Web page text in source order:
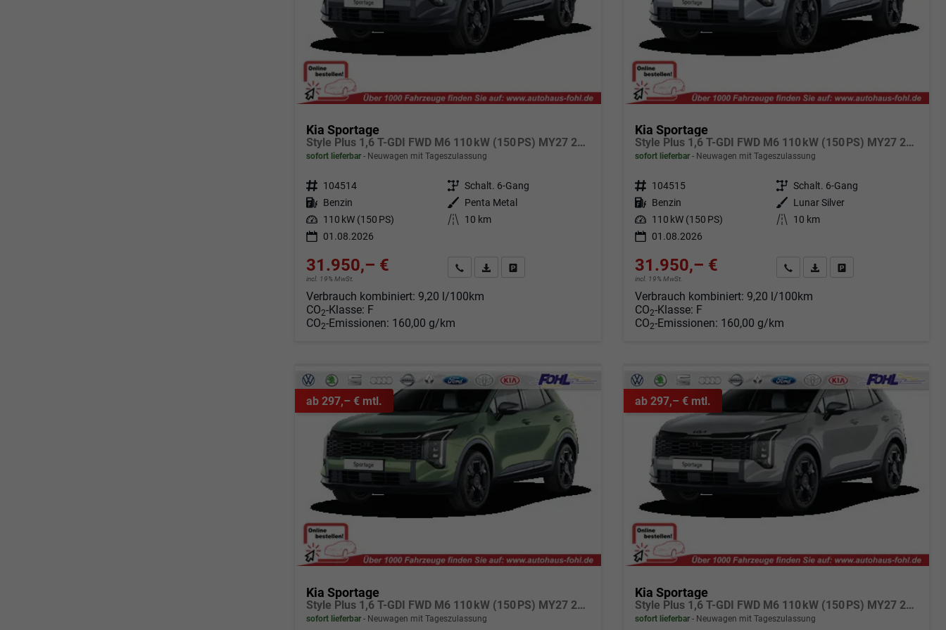
Kia Sportage
Style Plus 1,6 T-GDI FWD M6 110 kW (150 PS) MY27 2-Zonen Klimaautomatik, Lenkradheizung, Sitzheizung vorne und hinten, Navi, DAB, Apple CarPlay/Android Auto, Rückfahrkamera, Parksensoren vorne/hinten, Full-LED, 18 Zoll LM, uvm.
sofort lieferbar Neuwagen mit Tageszulassung
Fahrzeugnr. 104514 Getriebe Schalt. 6-Gang
Kraftstoff Benzin Außenfarbe
Penta Metal
Leistung 110 kW (150 PS) Kilometerstand
10 km
01.08.2026
31.950,– €
incl. 19% MwSt.
Angebot anfordern
Fahrzeugexpose (PDF)
Verbrauch kombiniert: 9,20 l/100km
CO2-Klasse: F
CO2-Emissionen: 160,00 g/km
Kia Sportage
Style Plus 1,6 T-GDI FWD M6 110 kW (150 PS) MY27 2-Zonen Klimaautomatik, Lenkradheizung, Sitzheizung vorne und hinten, Navi, DAB, Apple CarPlay/Android Auto, Rückfahrkamera, Parksensoren vorne/hinten, Full-LED, 18 Zoll LM, uvm.
sofort lieferbar Neuwagen mit Tageszulassung
Fahrzeugnr. 104515 Getriebe Schalt. 6-Gang
Kraftstoff Benzin Außenfarbe
Lunar Silver
Leistung 110 kW (150 PS) Kilometerstand
10 km
01.08.2026
31.950,– €
incl. 19% MwSt.
Angebot anfordern
Fahrzeugexpose (PDF)
Fahrzeug parken
Verbrauch kombiniert: 9,20 l/100km
CO2-Klasse: F
CO2-Emissionen: 160,00 g/km
ab 297,– € mtl.
Kia Sportage
Style Plus 1,6 T-GDI FWD M6 110 kW (150 PS) MY27 2-Zonen Klimaautomatik, Lenkradheizung, Sitzheizung vorne und hinten, Navi, DAB, Apple CarPlay/Android Auto, Rückfahrkamera, Parksensoren vorne/hinten, Full-LED, 18 Zoll LM, uvm.
sofort lieferbar Neuwagen mit Tageszulassung
ab 297,– € mtl.
Kia Sportage
Style Plus 1,6 T-GDI FWD M6 110 kW (150 PS) MY27 2-Zonen Klimaautomatik, Lenkradheizung, Sitzheizung vorne und hinten, Navi, DAB, Apple CarPlay/Android Auto, Rückfahrkamera, Parksensoren vorne/hinten, Full-LED, 18 Zoll LM, uvm.
sofort lieferbar Neuwagen mit Tageszulassung